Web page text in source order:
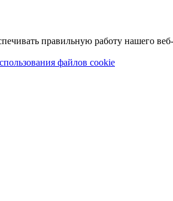
правильную работу нашего веб-
файлов cookie